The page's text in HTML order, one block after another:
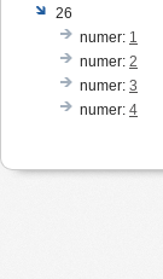
26
numer: 1
numer: 2
numer: 3
numer: 4